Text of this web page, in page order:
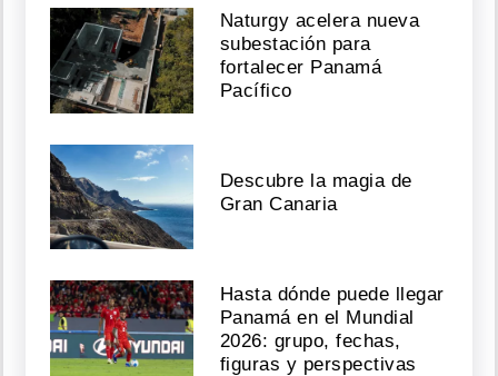
Naturgy acelera nueva
subestación para
fortalecer Panamá
Pacífico
Descubre la magia de
Gran Canaria
Hasta dónde puede llegar
Panamá en el Mundial
2026: grupo, fechas,
figuras y perspectivas